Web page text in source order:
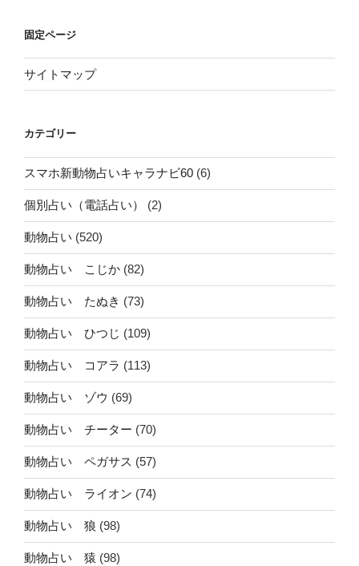
固定ページ
サイトマップ
カテゴリー
スマホ新動物占いキャラナビ60 (6)
個別占い（電話占い） (2)
動物占い (520)
動物占い こじか (82)
動物占い たぬき (73)
動物占い ひつじ (109)
動物占い コアラ (113)
動物占い ゾウ (69)
動物占い チーター (70)
動物占い ペガサス (57)
動物占い ライオン (74)
動物占い 狼 (98)
動物占い 猿 (98)